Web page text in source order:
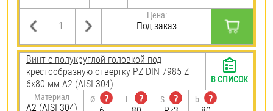
Цена:
Под заказ
Винт с полукруглой головкой под
крестообразную отвертку PZ DIN 7985 Z
6х80 мм А2 (AISI 304)
Материал
А2 (AISI 304)
Ø
?
L
?
S
?
b
?
В СПИСОК